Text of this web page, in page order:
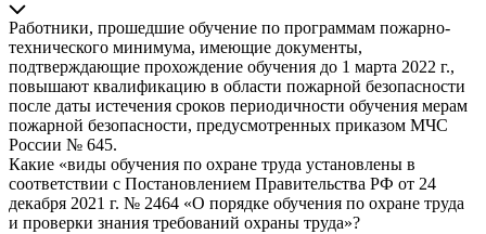
Работники, прошедшие обучение по программам пожарно-
технического минимума, имеющие документы,
подтверждающие прохождение обучения до 1 марта 2022 г.,
повышают квалификацию в области пожарной безопасности
после даты истечения сроков периодичности обучения мерам
пожарной безопасности, предусмотренных приказом МЧС
России № 645.
Какие «виды обучения по охране труда установлены в
соответствии с Постановлением Правительства РФ от 24
декабря 2021 г. № 2464 «О порядке обучения по охране труда
и проверки знания требований охраны труда»?